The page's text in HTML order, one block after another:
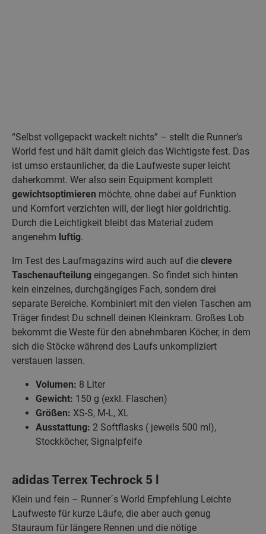
“Selbst vollgepackt wackelt nichts” – stellt die Runner’s
World fest und hält damit gleich das Wichtigste fest. Das
ist umso erstaunlicher, da die Laufweste super leicht
daherkommt. Wer also sein Equipment komplett
gewichtsoptimieren möchte, ohne dabei auf Funktion
und Komfort verzichten will, der liegt hier goldrichtig.
Durch die Leichtigkeit bleibt das Material zudem
angenehm luftig.
Im Test des Laufmagazins wird auch auf die clevere
Taschenaufteilung eingegangen. So findet sich hinten
kein einzelnes, durchgängiges Fach, sondern drei
separate Bereiche. Kombiniert mit den vielen Taschen am
Träger findest Du schnell deinen Kleinkram. Großes Lob
bekommt die Weste für den abnehmbaren Köcher, in dem
sich die Stöcke während des Laufs unkompliziert
verstauen lassen.
Volumen: 8 Liter
Gewicht: 150 g (exkl. Flaschen)
Größen: XS-S, M-L, XL
Ausstattung: 2 Softflasks ( jeweils 500 ml),
Stockköcher, Signalpfeife
adidas Terrex Techrock 5 l
Klein und fein – Runner´s World Empfehlung Leichte
Laufweste für kurze Läufe, die aber auch genug
Stauraum für längere Rennen und die nötige